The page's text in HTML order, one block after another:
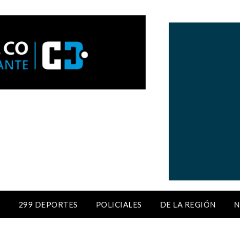
299 DEPORTES POLICIALES DE LA REGIÓN